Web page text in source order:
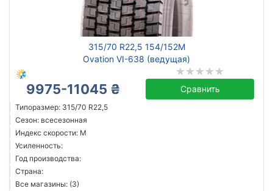
315/70 R22,5 154/152M
Ovation VI-638 (ведущая)
9975-11045 ₴ Сравнить
Типоразмер: 315/70 R22,5
Сезон: всесезонная
Индекс скорости: M
Усиленность:
Год производства:
Страна:
Все магазины: (3)